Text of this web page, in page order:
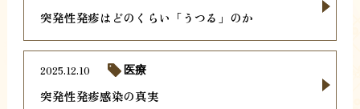
突発性発疹はどのくらい「うつる」のか
突発性発疹感染の真実
2025.12.10 医療